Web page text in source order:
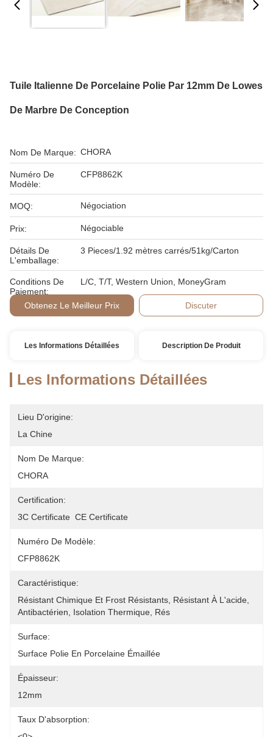
Tuile Italienne De Porcelaine Polie Par 12mm De Lowes
De Marbre De Conception
Nom De Marque: CHORA
Numéro De
Modèle:
CFP8862K
MOQ: Négociation
Prix: Négociable
Détails De
L'emballage:
3 Pieces/1.92 mètres carrés/51kg/Carton
Conditions De
Paiement:
L/C, T/T, Western Union, MoneyGram
Obtenez Le Meilleur Prix Discuter
Les Informations Détaillées Description De Produit
Les Informations Détaillées
Lieu D'origine:
La Chine
Nom De Marque:
CHORA
Certification:
3C Certificate  CE Certificate
Numéro De Modèle:
CFP8862K
Caractéristique:
Résistant Chimique Et Frost Résistants, Résistant À L'acide,
Antibactérien, Isolation Thermique, Rés
Surface:
Surface Polie En Porcelaine Émaillée
Épaisseur:
12mm
Taux D'absorption: